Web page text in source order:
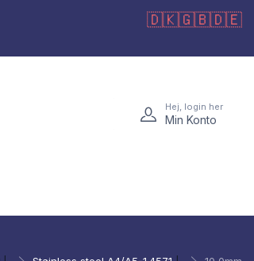
🇩🇰🇬🇧🇩🇪
Hej, login her
Min Konto